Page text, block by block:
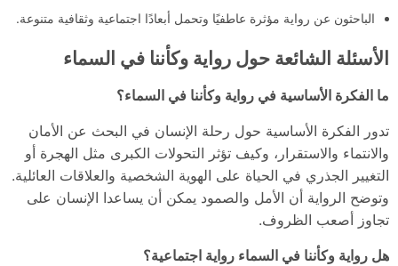
الباحثون عن رواية مؤثرة عاطفيًا وتحمل أبعادًا اجتماعية وثقافية متنوعة.
الأسئلة الشائعة حول رواية وكأننا في السماء
ما الفكرة الأساسية في رواية وكأننا في السماء؟
تدور الفكرة الأساسية حول رحلة الإنسان في البحث عن الأمان
والانتماء والاستقرار، وكيف تؤثر التحولات الكبرى مثل الهجرة أو
التغيير الجذري في الحياة على الهوية الشخصية والعلاقات العائلية.
وتوضح الرواية أن الأمل والصمود يمكن أن يساعدا الإنسان على
تجاوز أصعب الظروف.
هل رواية وكأننا في السماء رواية اجتماعية؟